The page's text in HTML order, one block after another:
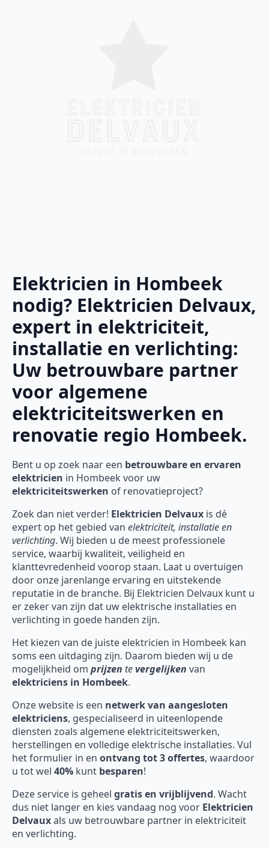
Elektricien in Hombeek
nodig? Elektricien Delvaux,
expert in elektriciteit,
installatie en verlichting:
Uw betrouwbare partner
voor algemene
elektriciteitswerken en
renovatie regio Hombeek.
Bent u op zoek naar een betrouwbare en ervaren
elektricien in Hombeek voor uw
elektriciteitswerken of renovatieproject?
Zoek dan niet verder! Elektricien Delvaux is dé
expert op het gebied van elektriciteit, installatie en
verlichting. Wij bieden u de meest professionele
service, waarbij kwaliteit, veiligheid en
klanttevredenheid voorop staan. Laat u overtuigen
door onze jarenlange ervaring en uitstekende
reputatie in de branche. Bij Elektricien Delvaux kunt u
er zeker van zijn dat uw elektrische installaties en
verlichting in goede handen zijn.
Het kiezen van de juiste elektricien in Hombeek kan
soms een uitdaging zijn. Daarom bieden wij u de
mogelijkheid om prijzen tevergelijken van
elektriciens in Hombeek.
Onze website is een netwerk van aangesloten
elektriciens, gespecialiseerd in uiteenlopende
diensten zoals algemene elektriciteitswerken,
herstellingen en volledige elektrische installaties. Vul
het formulier in en ontvang tot 3 offertes, waardoor
u tot wel 40% kunt besparen!
Deze service is geheel gratis en vrijblijvend. Wacht
dus niet langer en kies vandaag nog voor Elektricien
Delvauxals uw betrouwbare partner in elektriciteit
en verlichting.